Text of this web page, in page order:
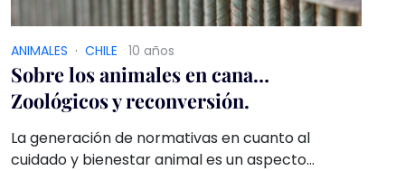
ANIMALES · CHILE 10 años
Sobre los animales en cana…
Zoológicos y reconversión.
La generación de normativas en cuanto al
cuidado y bienestar animal es un aspecto